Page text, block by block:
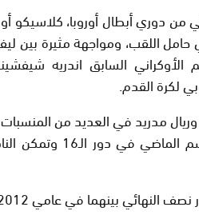
من دوري أبطال أوروبا، كلاسيكو
حامل اللقب، ومواجهة مثيرة بين
الأوكراني السابق اندريه
لكرة القدم.
وريال مدريد في العديد من
الأوروبية، وكانت آخرها
بينهما في عامي 2012 و 2014.